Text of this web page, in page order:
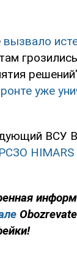
вызвало
уже
ВСУ